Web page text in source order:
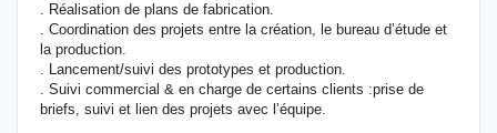
. Réalisation de plans de fabrication.
. Coordination des projets entre la création, le bureau d’étude et
la production.
. Lancement/suivi des prototypes et production.
. Suivi commercial & en charge de certains clients :prise de
briefs, suivi et lien des projets avec l’équipe.